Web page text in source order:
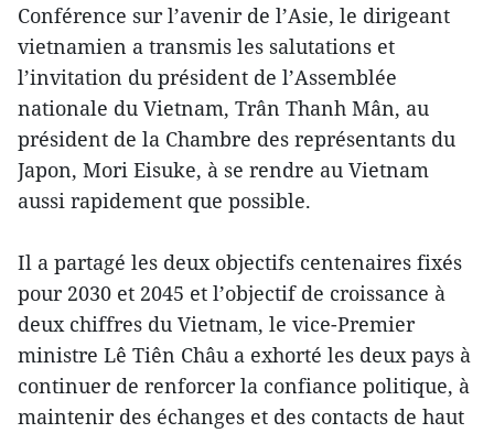
Conférence sur l’avenir de l’Asie, le dirigeant
vietnamien a transmis les salutations et
l’invitation du président de l’Assemblée
nationale du Vietnam, Trân Thanh Mân, au
président de la Chambre des représentants du
Japon, Mori Eisuke, à se rendre au Vietnam
aussi rapidement que possible.
Il a partagé les deux objectifs centenaires fixés
pour 2030 et 2045 et l’objectif de croissance à
deux chiffres du Vietnam, le vice-Premier
ministre Lê Tiên Châu a exhorté les deux pays à
continuer de renforcer la confiance politique, à
maintenir des échanges et des contacts de haut